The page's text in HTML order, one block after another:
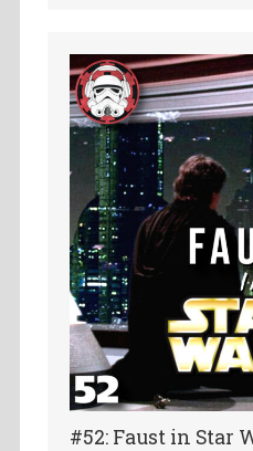
#52: Faust in Star